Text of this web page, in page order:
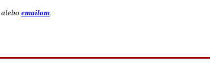
alebo emailom